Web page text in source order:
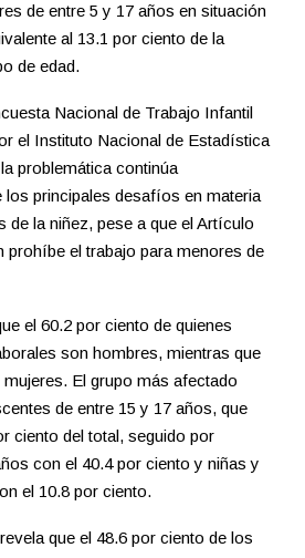
de entre 5 y 17 años en situación
al 13.1 por ciento de la
de edad.
Nacional de Trabajo Infantil
el Instituto Nacional de Estadística
problemática continúa
los principales desafíos en materia
de la niñez, pese a que el Artículo
prohíbe el trabajo para menores de
el 60.2 por ciento de quienes
son hombres, mientras que
El grupo más afectado
de entre 15 y 17 años, que
ciento del total, seguido por
con el 40.4 por ciento y niñas y
el 10.8 por ciento.
que el 48.6 por ciento de los